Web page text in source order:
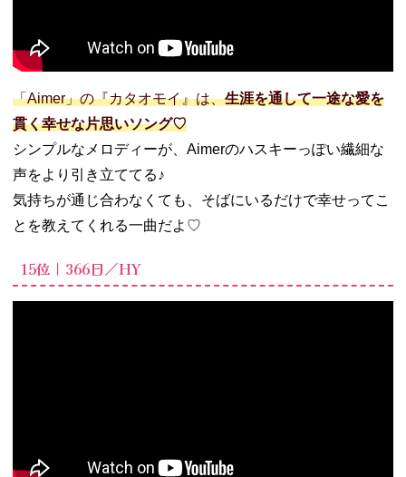
「Aimer」の『カタオモイ』は、生涯を通して一途な愛を
貫く幸せな片思いソング♡
シンプルなメロディーが、Aimerのハスキーっぽい繊細な
声をより引き立ててる♪
気持ちが通じ合わなくても、そばにいるだけで幸せってこ
とを教えてくれる一曲だよ♡
15位｜366日／HY